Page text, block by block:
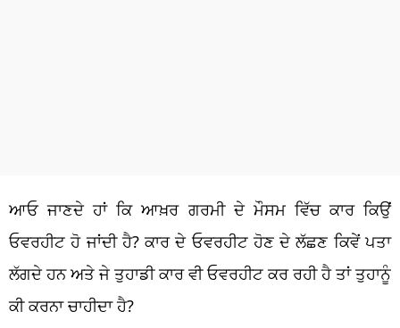
ਆਓ ਜਾਣਦੇ ਹਾਂ ਕਿ ਆਖ਼ਰ ਗਰਮੀ ਦੇ ਮੌਸਮ ਵਿੱਚ ਕਾਰ ਕਿਉਂ
ਓਵਰਹੀਟ ਹੋ ਜਾਂਦੀ ਹੈ? ਕਾਰ ਦੇ ਓਵਰਹੀਟ ਹੋਣ ਦੇ ਲੱਛਣ ਕਿਵੇਂ ਪਤਾ
ਲੱਗਦੇ ਹਨ ਅਤੇ ਜੇ ਤੁਹਾਡੀ ਕਾਰ ਵੀ ਓਵਰਹੀਟ ਕਰ ਰਹੀ ਹੈ ਤਾਂ ਤੁਹਾਨੂੰ
ਕੀ ਕਰਨਾ ਚਾਹੀਦਾ ਹੈ?